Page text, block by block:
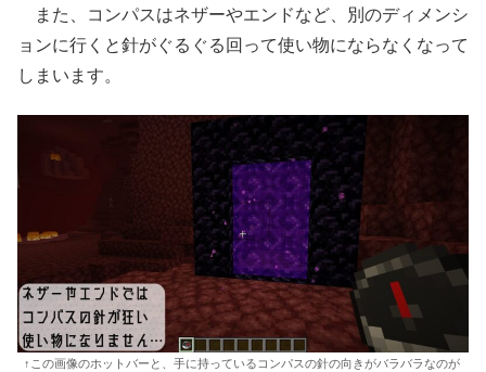
また、コンパスはネザーやエンドなど、別のディメンシ
ョンに行くと針がぐるぐる回って使い物にならなくなって
しまいます。
↑この画像のホットバーと、手に持っているコンパスの針の向きがバラバラなのが